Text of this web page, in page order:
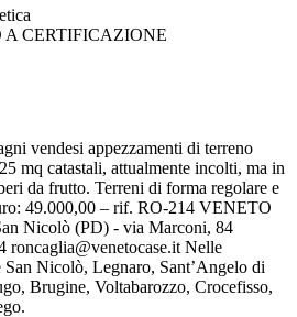
A CERTIFICAZIONE
vendesi appezzamenti di terreno
mq catastali, attualmente incolti, ma in
da frutto. Terreni di forma regolare e
49.000,00 – rif. RO-214 VENETO
Nicolò (PD) - via Marconi, 84
roncaglia@venetocase.it Nelle
Nicolò, Legnaro, Sant’Angelo di
Brugine, Voltabarozzo, Crocefisso,